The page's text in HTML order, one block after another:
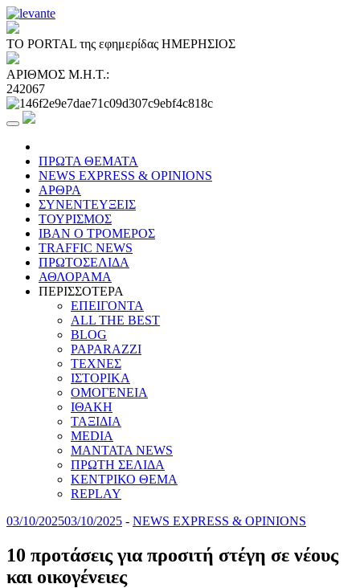
ΤΟ PORTAL της εφημερίδας ΗΜΕΡΗΣΙΟΣ
ΑΡΙΘΜΟΣ Μ.Η.Τ.:
242067
ΠΡΩΤΑ ΘΕΜΑΤΑ
NEWS EXPRESS & OPINIONS
ΑΡΘΡΑ
ΣΥΝΕΝΤΕΥΞΕΙΣ
ΤΟΥΡΙΣΜΟΣ
ΙΒΑΝ Ο ΤΡΟΜΕΡΟΣ
TRAFFIC NEWS
ΠΡΩΤΟΣΕΛΙΔΑ
ΑΘΛΟΡΑΜΑ
ΠΕΡΙΣΣΟΤΕΡΑ
ΕΠΕΙΓΟΝΤΑ
ALL THE BEST
BLOG
PAPARAZZI
ΤΕΧΝΕΣ
ΙΣΤΟΡΙΚΑ
ΟΜΟΓΕΝΕΙΑ
ΙΘΑΚΗ
ΤΑΞΙΔΙΑ
MEDIA
MANTATA NEWS
ΠΡΩΤΗ ΣΕΛΙΔΑ
ΚΕΝΤΡΙΚΟ ΘΕΜΑ
REPLAY
03/10/202503/10/2025 - NEWS EXPRESS & OPINIONS
10 προτάσεις για προσιτή στέγη σε νέους
και οικογένειες